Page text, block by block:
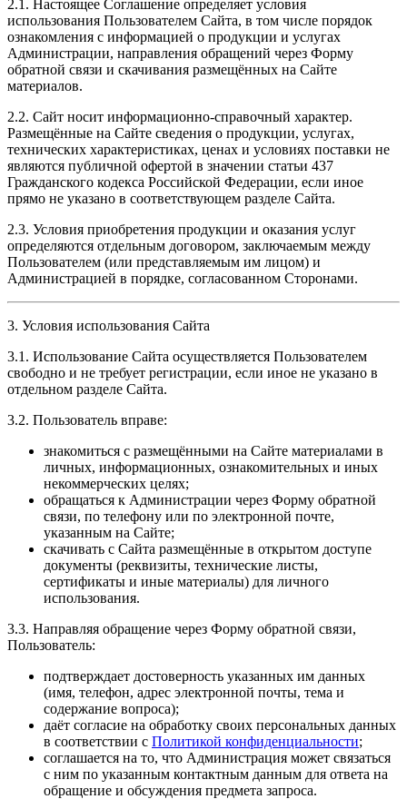
2.1. Настоящее Соглашение определяет условия
использования Пользователем Сайта, в том числе порядок
ознакомления с информацией о продукции и услугах
Администрации, направления обращений через Форму
обратной связи и скачивания размещённых на Сайте
материалов.
2.2. Сайт носит информационно-справочный характер.
Размещённые на Сайте сведения о продукции, услугах,
технических характеристиках, ценах и условиях поставки не
являются публичной офертой в значении статьи 437
Гражданского кодекса Российской Федерации, если иное
прямо не указано в соответствующем разделе Сайта.
2.3. Условия приобретения продукции и оказания услуг
определяются отдельным договором, заключаемым между
Пользователем (или представляемым им лицом) и
Администрацией в порядке, согласованном Сторонами.
3. Условия использования Сайта
3.1. Использование Сайта осуществляется Пользователем
свободно и не требует регистрации, если иное не указано в
отдельном разделе Сайта.
3.2. Пользователь вправе:
знакомиться с размещёнными на Сайте материалами в
личных, информационных, ознакомительных и иных
некоммерческих целях;
обращаться к Администрации через Форму обратной
связи, по телефону или по электронной почте,
указанным на Сайте;
скачивать с Сайта размещённые в открытом доступе
документы (реквизиты, технические листы,
сертификаты и иные материалы) для личного
использования.
3.3. Направляя обращение через Форму обратной связи,
Пользователь:
подтверждает достоверность указанных им данных
(имя, телефон, адрес электронной почты, тема и
содержание вопроса);
даёт согласие на обработку своих персональных данных
в соответствии с Политикой конфиденциальности;
соглашается на то, что Администрация может связаться
с ним по указанным контактным данным для ответа на
обращение и обсуждения предмета запроса.